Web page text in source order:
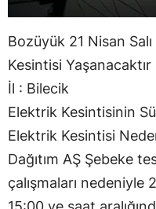
Bozüyük 21 Nisan
Kesintisi Yaşanacaktır
İl : Bilecik
Elektrik Kesintisinin
Elektrik Kesintisi
Dağıtım AŞ Şebeke
çalışmaları